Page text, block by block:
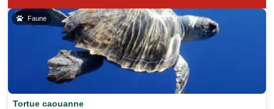
Faune
Tortue caouanne